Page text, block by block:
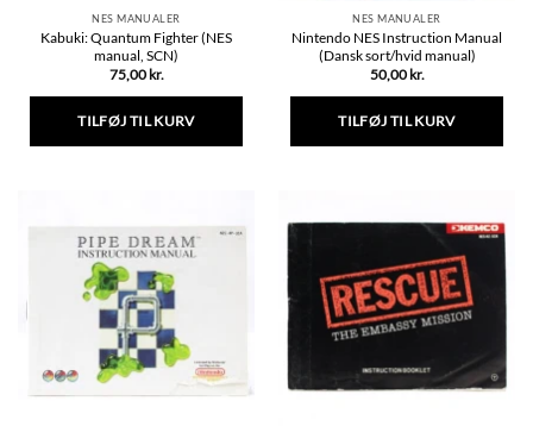
NES MANUALER
Kabuki: Quantum Fighter (NES
manual, SCN)
75,00 kr.
TILFØJ TIL KURV
NES MANUALER
Nintendo NES Instruction Manual
(Dansk sort/hvid manual)
50,00 kr.
TILFØJ TIL KURV